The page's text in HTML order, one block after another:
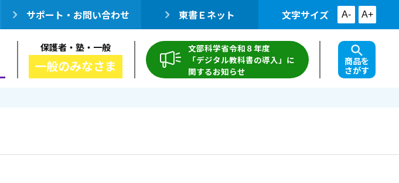
サポート・お問い合わせ 東書Ｅネット 文字サイズ A- A+
保護者・塾・一般
一般のみなさま
文部科学省令和８年度
「デジタル教科書の導入」に
関するお知らせ
商品を
さがす